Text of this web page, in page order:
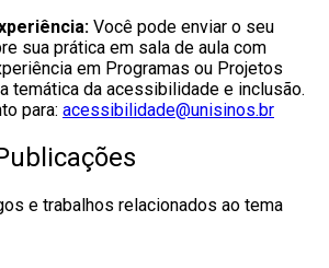
Você pode enviar o seu
sua prática em sala de aula com
em Programas ou Projetos
temática da acessibilidade e inclusão.
para: acessibilidade@unisinos.br
e trabalhos relacionados ao tema